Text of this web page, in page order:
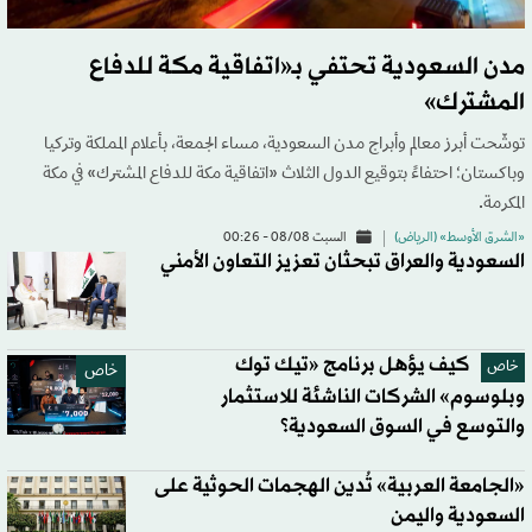
مدن السعودية تحتفي بـ«اتفاقية مكة للدفاع
المشترك»
توشّحت أبرز معالم وأبراج مدن السعودية، مساء الجمعة، بأعلام المملكة وتركيا
وباكستان؛ احتفاءً بتوقيع الدول الثلاث «اتفاقية مكة للدفاع المشترك» في مكة
المكرمة.
«الشرق الأوسط» (الرياض) السبت 08/08 - 00:26
السعودية والعراق تبحثان تعزيز التعاون الأمني
خاص خاص
كيف يؤهل برنامج «تيك توك
وبلوسوم» الشركات الناشئة للاستثمار
والتوسع في السوق السعودية؟
«الجامعة العربية» تُدين الهجمات الحوثية على
السعودية واليمن